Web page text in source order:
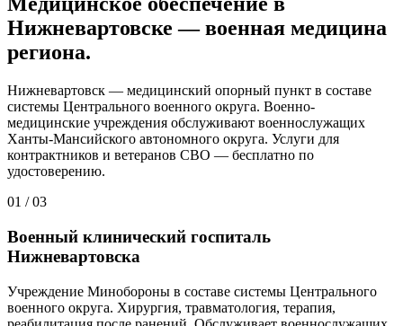
Нижневартовске — военная медицина
региона.
Нижневартовск — медицинский опорный пункт в составе
системы Центрального военного округа. Военно-
медицинские учреждения обслуживают военнослужащих
Ханты-Мансийского автономного округа. Услуги для
контрактников и ветеранов СВО — бесплатно по
удостоверению.
01 /03
Военный клинический госпиталь
Нижневартовска
Учреждение Минобороны в составе системы Центрального
военного округа. Хирургия, травматология, терапия,